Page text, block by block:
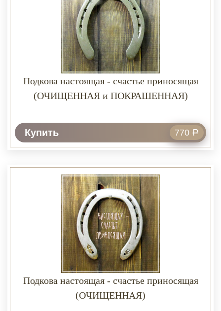
Подкова настоящая - счастье приносящая
(ОЧИЩЕННАЯ и ПОКРАШЕННАЯ)
Купить 770 Р
Подкова настоящая - счастье приносящая
(ОЧИЩЕННАЯ)